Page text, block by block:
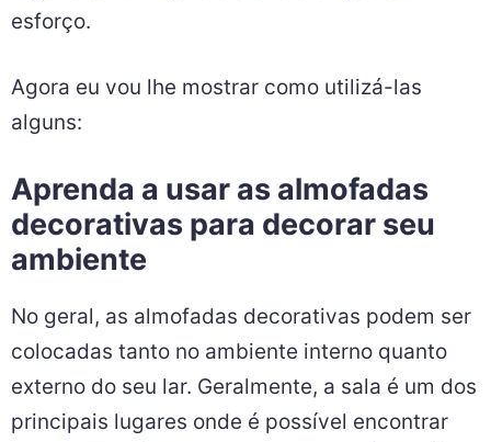
esforço.
Agora eu vou lhe mostrar como utilizá-las
alguns:
Aprenda a usar as almofadas
decorativas para decorar seu
ambiente
No geral, as almofadas decorativas podem ser
colocadas tanto no ambiente interno quanto
externo do seu lar. Geralmente, a sala é um dos
principais lugares onde é possível encontrar